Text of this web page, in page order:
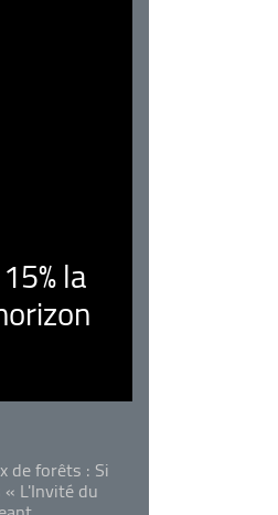
la
de forêts : Si
L'Invité du